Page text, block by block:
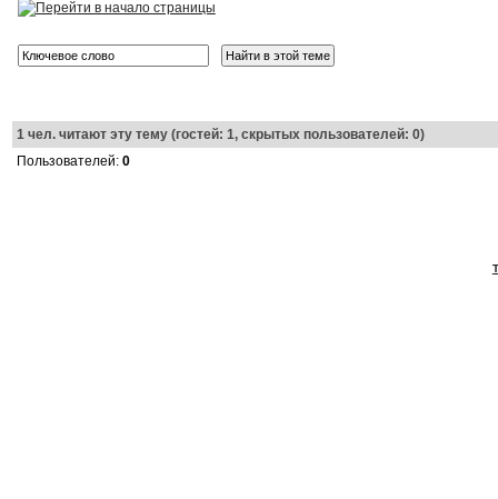
1чел. читают эту тему (гостей: 1, скрытых пользователей: 0)
Пользователей: 0